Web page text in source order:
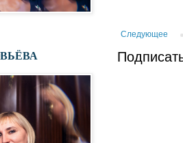
Следующее